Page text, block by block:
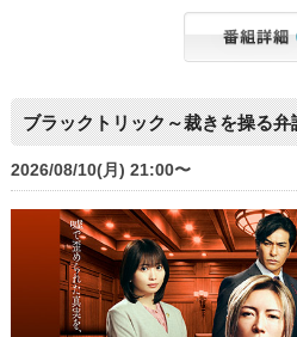
ブラックトリック～裁きを操る弁
2026/08/10(月) 21:00〜